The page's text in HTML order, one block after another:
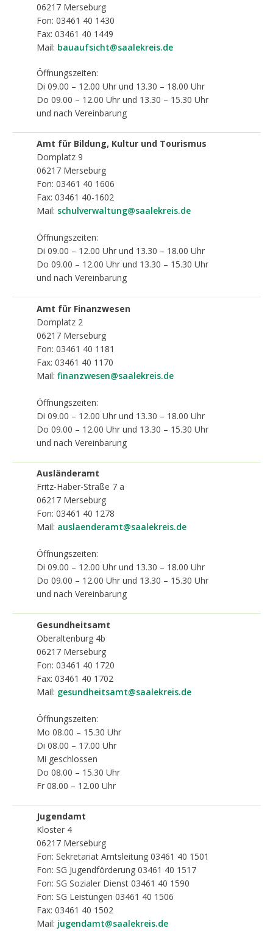
06217 Merseburg
Fon: 03461 40 1430
Fax: 03461 40 1449
Mail: bauaufsicht@saalekreis.de
Öffnungszeiten:
Di 09.00 – 12.00 Uhr und 13.30 – 18.00 Uhr
Do 09.00 – 12.00 Uhr und 13.30 – 15.30 Uhr
und nach Vereinbarung
Amt für Bildung, Kultur und Tourismus
Domplatz 9
06217 Merseburg
Fon: 03461 40 1606
Fax: 03461 40-1602
Mail: schulverwaltung@saalekreis.de
Öffnungszeiten:
Di 09.00 – 12.00 Uhr und 13.30 – 18.00 Uhr
Do 09.00 – 12.00 Uhr und 13.30 – 15.30 Uhr
und nach Vereinbarung
Amt für Finanzwesen
Domplatz 2
06217 Merseburg
Fon: 03461 40 1181
Fax: 03461 40 1170
Mail: finanzwesen@saalekreis.de
Öffnungszeiten:
Di 09.00 – 12.00 Uhr und 13.30 – 18.00 Uhr
Do 09.00 – 12.00 Uhr und 13.30 – 15.30 Uhr
und nach Vereinbarung
Ausländeramt
Fritz-Haber-Straße 7 a
06217 Merseburg
Fon: 03461 40 1278
Mail: auslaenderamt@saalekreis.de
Öffnungszeiten:
Di 09.00 – 12.00 Uhr und 13.30 – 18.00 Uhr
Do 09.00 – 12.00 Uhr und 13.30 – 15.30 Uhr
und nach Vereinbarung
Gesundheitsamt
Oberaltenburg 4b
06217 Merseburg
Fon: 03461 40 1720
Fax: 03461 40 1702
Mail: gesundheitsamt@saalekreis.de
Öffnungszeiten:
Mo 08.00 – 15.30 Uhr
Di 08.00 – 17.00 Uhr
Mi geschlossen
Do 08.00 – 15.30 Uhr
Fr 08.00 – 12.00 Uhr
Jugendamt
Kloster 4
06217 Merseburg
Fon: Sekretariat Amtsleitung 03461 40 1501
Fon: SG Jugendförderung 03461 40 1517
Fon: SG Sozialer Dienst 03461 40 1590
Fon: SG Leistungen 03461 40 1506
Fax: 03461 40 1502
Mail: jugendamt@saalekreis.de